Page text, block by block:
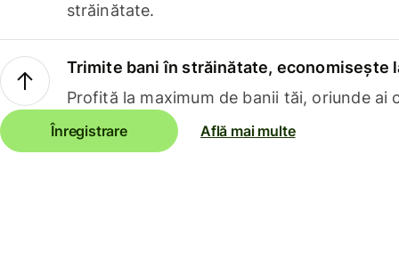
străinătate.
Trimite bani în străinătate, economisește
Profită la maximum de banii tăi, oriunde ai
Înregistrare Află mai multe